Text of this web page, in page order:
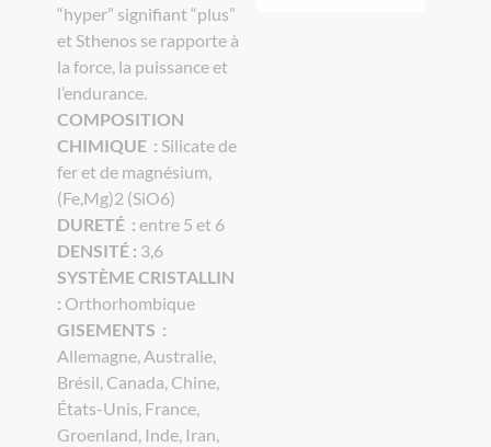
“hyper” signifiant “plus”
et Sthenos se rapporte à
la force, la puissance et
l’endurance.
COMPOSITION
CHIMIQUE : Silicate de
fer et de magnésium,
(Fe,Mg)2 (SiO6)
DURETÉ : entre 5 et 6
DENSITÉ : 3,6
SYSTÈME CRISTALLIN
: Orthorhombique
GISEMENTS :
Allemagne, Australie,
Brésil, Canada, Chine,
États-Unis, France,
Groenland, Inde, Iran,